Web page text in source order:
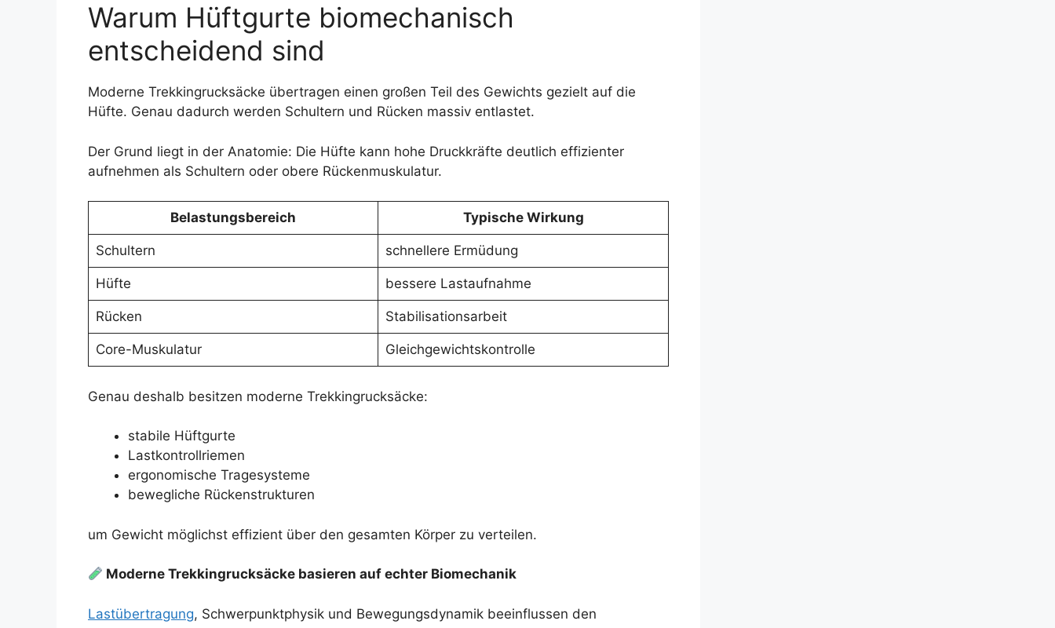
Warum Hüftgurte biomechanisch
entscheidend sind
Moderne Trekkingrucksäcke übertragen einen großen Teil des Gewichts gezielt auf die
Hüfte. Genau dadurch werden Schultern und Rücken massiv entlastet.
Der Grund liegt in der Anatomie: Die Hüfte kann hohe Druckkräfte deutlich effizienter
aufnehmen als Schultern oder obere Rückenmuskulatur.
Belastungsbereich Typische Wirkung
Schultern schnellere Ermüdung
Hüfte bessere Lastaufnahme
Rücken Stabilisationsarbeit
Core-Muskulatur Gleichgewichtskontrolle
Genau deshalb besitzen moderne Trekkingrucksäcke:
stabile Hüftgurte
Lastkontrollriemen
ergonomische Tragesysteme
bewegliche Rückenstrukturen
um Gewicht möglichst effizient über den gesamten Körper zu verteilen.
Moderne Trekkingrucksäcke basieren auf echter Biomechanik
Lastübertragung, Schwerpunktphysik und Bewegungsdynamik beeinflussen den